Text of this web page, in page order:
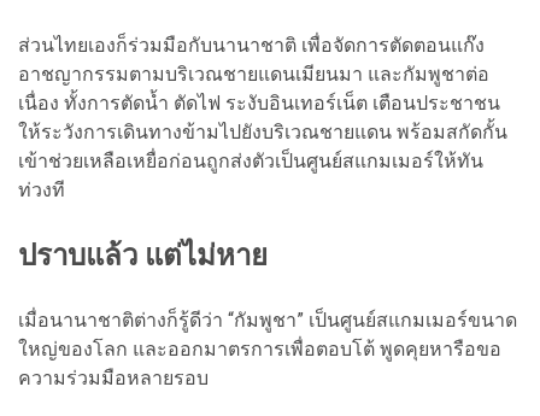
ส่วนไทยเองก็ร่วมมือกับนานาชาติ เพื่อจัดการตัดตอนแก๊ง
อาชญากรรมตามบริเวณชายแดนเมียนมา และกัมพูชาต่อ
เนื่อง ทั้งการตัดน้ำ ตัดไฟ ระงับอินเทอร์เน็ต เตือนประชาชน
ให้ระวังการเดินทางข้ามไปยังบริเวณชายแดน พร้อมสกัดกั้น
เข้าช่วยเหลือเหยื่อก่อนถูกส่งตัวเป็นศูนย์สแกมเมอร์ให้ทัน
ท่วงที
ปราบแล้ว แต่ไม่หาย
เมื่อนานาชาติต่างก็รู้ดีว่า “กัมพูชา” เป็นศูนย์สแกมเมอร์ขนาด
ใหญ่ของโลก และออกมาตรการเพื่อตอบโต้ พูดคุยหารือขอ
ความร่วมมือหลายรอบ